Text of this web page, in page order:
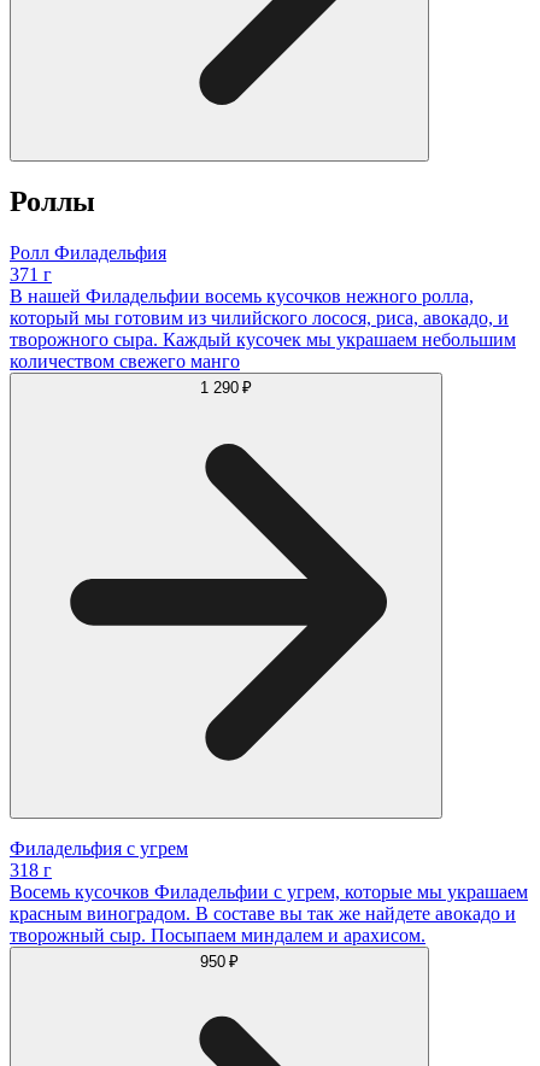
Роллы
Ролл Филадельфия
371 г
В нашей Филадельфии восемь кусочков нежного ролла,
который мы готовим из чилийского лосося, риса, авокадо, и
творожного сыра. Каждый кусочек мы украшаем небольшим
количеством свежего манго
1 290 ₽
Филадельфия с угрем
318 г
Восемь кусочков Филадельфии с угрем, которые мы украшаем
красным виноградом. В составе вы так же найдете авокадо и
творожный сыр. Посыпаем миндалем и арахисом.
950 ₽